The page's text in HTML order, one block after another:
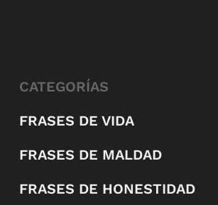
CATEGORÍAS
FRASES DE VIDA
FRASES DE MALDAD
FRASES DE HONESTIDAD